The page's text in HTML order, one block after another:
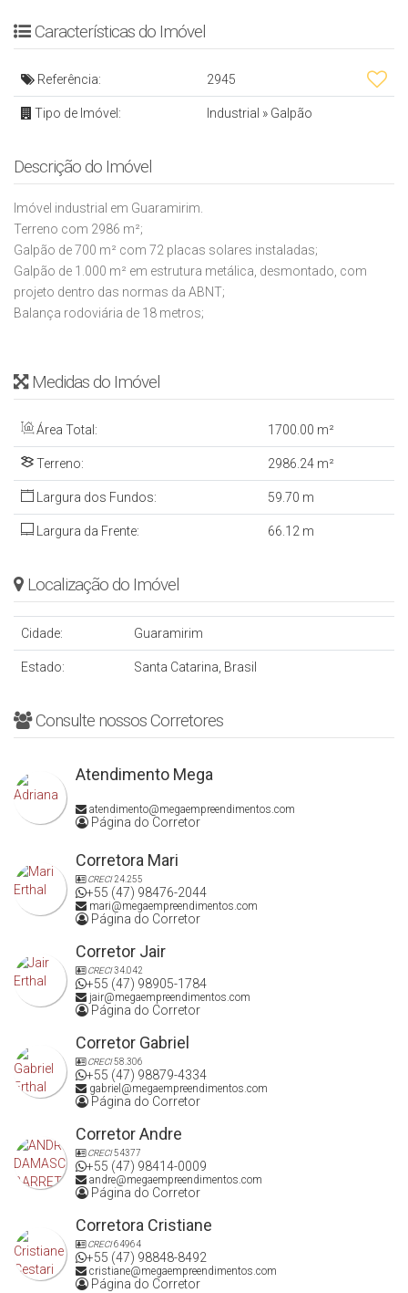
Características do Imóvel
Referência: 2945
Tipo de Imóvel: Industrial » Galpão
Descrição do Imóvel
Imóvel industrial em Guaramirim.
Terreno com 2986 m²;
Galpão de 700 m² com 72 placas solares instaladas;
Galpão de 1.000 m² em estrutura metálica, desmontado, com
projeto dentro das normas da ABNT;
Balança rodoviária de 18 metros;
Medidas do Imóvel
Área Total: 1700.00 m²
Terreno: 2986.24 m²
Largura dos Fundos: 59.70 m
Largura da Frente: 66.12 m
Localização do Imóvel
Cidade: Guaramirim
Estado: Santa Catarina, Brasil
Consulte nossos Corretores
Atendimento Mega
atendimento@megaempreendimentos.com
Página do Corretor
Corretora Mari
CRECI24.255
+55 (47) 98476-2044
mari@megaempreendimentos.com
Página do Corretor
Corretor Jair
CRECI34.042
+55 (47) 98905-1784
jair@megaempreendimentos.com
Página do Corretor
Corretor Gabriel
CRECI58.306
+55 (47) 98879-4334
gabriel@megaempreendimentos.com
Página do Corretor
Corretor Andre
CRECI54377
+55 (47) 98414-0009
andre@megaempreendimentos.com
Página do Corretor
Corretora Cristiane
CRECI64964
+55 (47) 98848-8492
cristiane@megaempreendimentos.com
Página do Corretor